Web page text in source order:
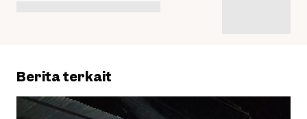
Berita terkait